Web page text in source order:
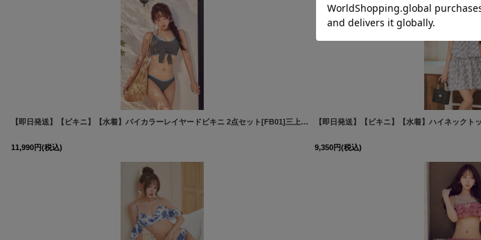
【即日発送】【ビキニ】【水着】バイカラーレイヤードビキニ 2点セット[FB01]三上悠亜着用 [M300dzq-GYxBL-26MY-260423]
11,990円(税込) 9,350円(税込)